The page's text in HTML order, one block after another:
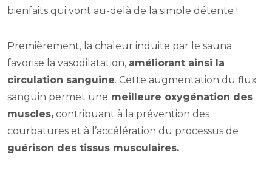
bienfaits qui vont au-delà de la simple détente !
Premièrement, la chaleur induite par le sauna
favorise la vasodilatation, améliorant ainsi la
circulation sanguine. Cette augmentation du flux
sanguin permet une meilleure oxygénation des
muscles, contribuant à la prévention des
courbatures et à l’accélération du processus de
guérison des tissus musculaires.